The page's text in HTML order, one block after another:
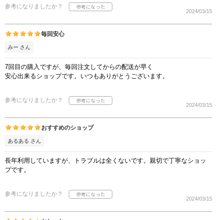
参考になりましたか？
2024/03/15
毎回安心
みー さん
7回目の購入ですが、毎回注文してからの配送が早く
安心出来るショップです。いつもありがとうございます。
参考になりましたか？
2024/03/15
おすすめのショップ
あるある さん
長年利用していますが、トラブルは全くないです。親切で丁寧なショッ
プです。
参考になりましたか？
2024/03/15